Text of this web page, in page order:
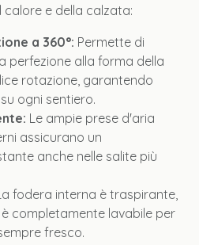
calore e della calzata:
a 360°: Permette di
perfezione alla forma della
rotazione, garantendo
ogni sentiero.
Le ampie prese d'aria
assicurano un
anche nelle salite più
fodera interna è traspirante,
completamente lavabile per
fresco.